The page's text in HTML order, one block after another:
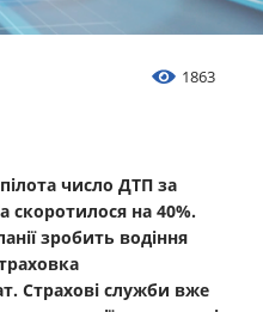
1863
число ДТП за
скоротилося на 40%.
зробить водіння
Страхові служби вже